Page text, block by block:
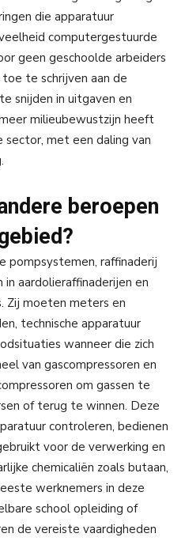
die apparatuur
computergestuurde
geen geschoolde arbeiders
te schrijven aan de
snijden in uitgaven en
milieubewustzijn heeft
met een daling van
beroepen
pompsystemen, raffinaderij
aardolieraffinaderijen en
Zij moeten meters en
technische apparatuur
wanneer die zich
van gascompressoren en
om gassen te
of terug te winnen. Deze
controleren, bedienen
voor de verwerking en
chemicaliën zoals butaan,
werknemers in deze
school opleiding of
de vereiste vaardigheden